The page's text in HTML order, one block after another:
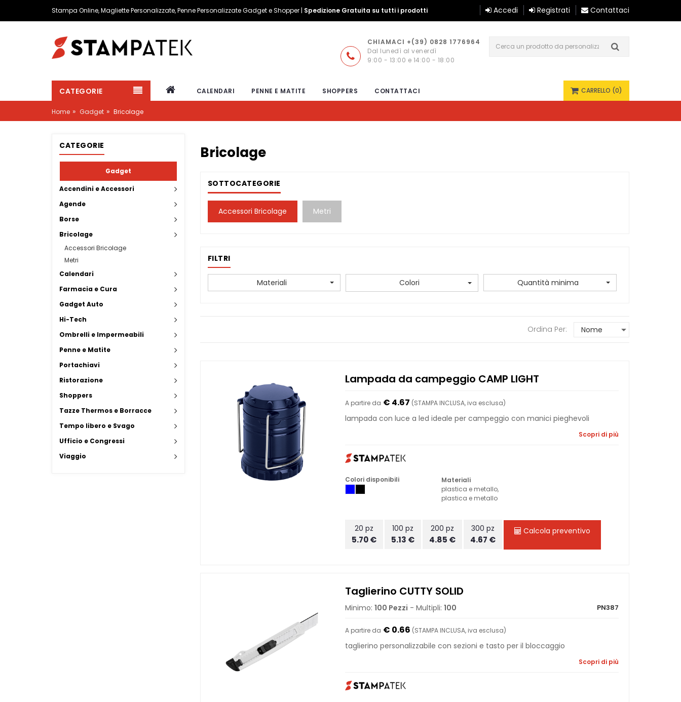
Stampa Online, Magliette Personalizzate, Penne Personalizzate Gadget e Shopper | Spedizione Gratuita su tutti i prodotti Accedi Registrati Contattaci
CHIAMACI +(39) 0828 1776964
Dal lunedì al venerdì
9:00 - 13:00 e 14:00 - 18:00
CATEGORIE CALENDARI PENNE E MATITE SHOPPERS CONTATTACI CARRELLO (0)
Home » Gadget » Bricolage
Bricolage
SOTTOCATEGORIE
Accessori Bricolage Metri
FILTRI
Materiali Colori Quantità minima
Ordina Per:
Lampada da campeggio CAMP LIGHT
A partire da € 4.67 (STAMPA INCLUSA, iva esclusa)
lampada con luce a led ideale per campeggio con manici pieghevoli
Scopri di più
Colori disponibili
Materiali
plastica e metallo,
plastica e metallo
20 pz
5.70 €
100 pz
5.13 €
200 pz
4.85 €
300 pz
4.67 €
Calcola preventivo
Taglierino CUTTY SOLID
Minimo:100 Pezzi - Multipli:100 PN387
A partire da € 0.66 (STAMPA INCLUSA, iva esclusa)
taglierino personalizzabile con sezioni e tasto per il bloccaggio
Scopri di più
CATEGORIE
Gadget
Accendini e Accessori
Agende
Borse
Bricolage
Accessori Bricolage
Metri
Calendari
Farmacia e Cura
Gadget Auto
Hi-Tech
Ombrelli e Impermeabili
Penne e Matite
Portachiavi
Ristorazione
Shoppers
Tazze Thermos e Borracce
Tempo libero e Svago
Ufficio e Congressi
Viaggio